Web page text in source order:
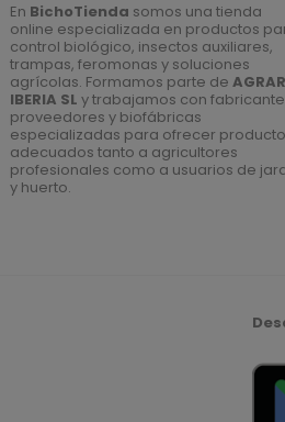
En BichoTienda somos una tienda
online especializada en productos
control biológico, insectos auxiliares,
trampas, feromonas y soluciones
agrícolas. Formamos parte de
IBERIA SL y trabajamos con
proveedores y biofábricas
especializadas para ofrecer
adecuados tanto a agricultores
profesionales como a usuarios de
y huerto.